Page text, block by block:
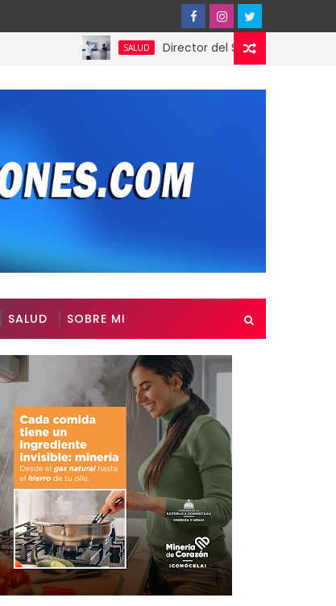
SALUD
Director del SNS realiza visita no
SALUD SOBRE MI